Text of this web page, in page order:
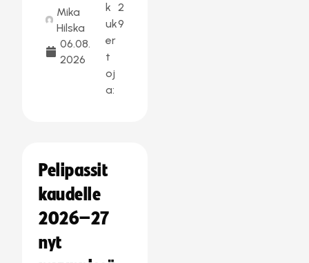
Mika
Hilska
06.08.
2026
k
uk
er
t
oj
a:
2
9
Pelipassit
kaudelle
2026–27
nyt